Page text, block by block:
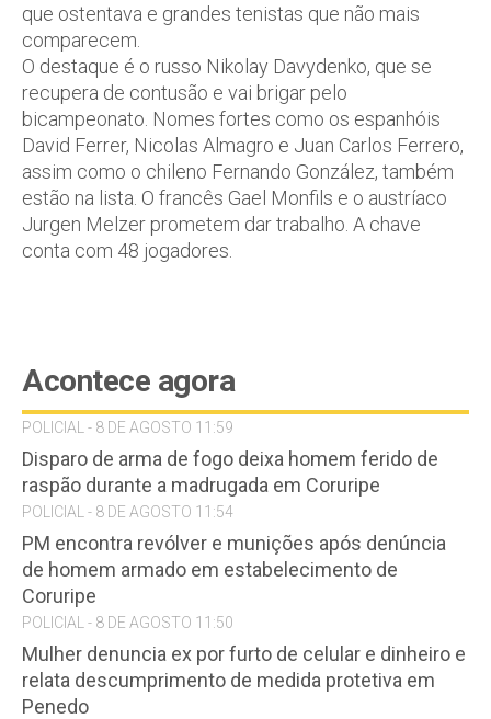
que ostentava e grandes tenistas que não mais
comparecem.
O destaque é o russo Nikolay Davydenko, que se
recupera de contusão e vai brigar pelo
bicampeonato. Nomes fortes como os espanhóis
David Ferrer, Nicolas Almagro e Juan Carlos Ferrero,
assim como o chileno Fernando González, também
estão na lista. O francês Gael Monfils e o austríaco
Jurgen Melzer prometem dar trabalho. A chave
conta com 48 jogadores.
Acontece agora
POLICIAL - 8 DE AGOSTO 11:59
Disparo de arma de fogo deixa homem ferido de
raspão durante a madrugada em Coruripe
POLICIAL - 8 DE AGOSTO 11:54
PM encontra revólver e munições após denúncia
de homem armado em estabelecimento de
Coruripe
POLICIAL - 8 DE AGOSTO 11:50
Mulher denuncia ex por furto de celular e dinheiro e
relata descumprimento de medida protetiva em
Penedo